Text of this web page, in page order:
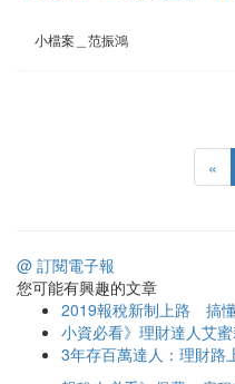
小檔案＿范振鴻
«
@ 訂閱電子報
您可能有興趣的文章
2019報稅新制上路 搞
小資必看》理財達人艾
3年存百萬達人：理財路